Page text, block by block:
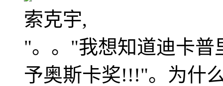
索克宇,
"。。"我想知道迪卡普
予奥斯卡奖!!!"。为什